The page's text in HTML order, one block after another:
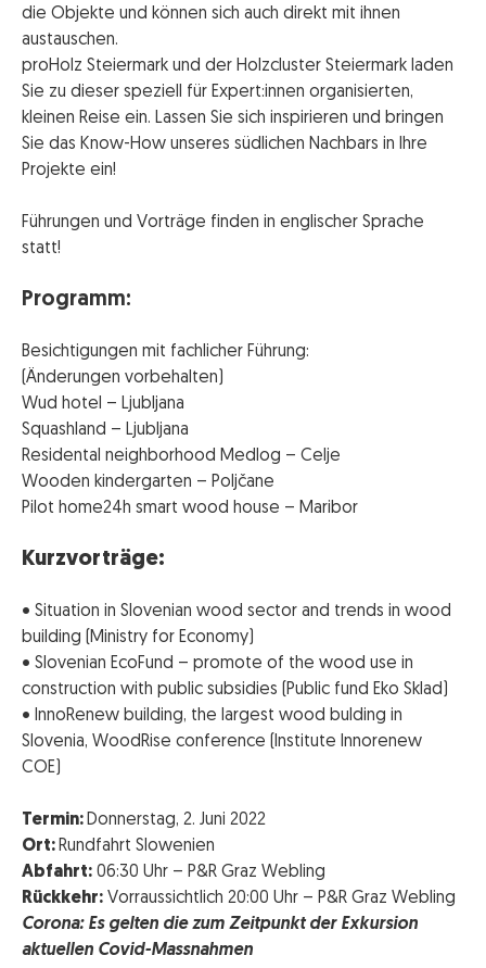
die Objekte und können sich auch direkt mit ihnen
austauschen.
proHolz Steiermark und der Holzcluster Steiermark laden
Sie zu dieser speziell für Expert:innen organisierten,
kleinen Reise ein. Lassen Sie sich inspirieren und bringen
Sie das Know-How unseres südlichen Nachbars in Ihre
Projekte ein!
Führungen und Vorträge finden in englischer Sprache
statt!
Programm:
Besichtigungen mit fachlicher Führung:
(Änderungen vorbehalten)
Wud hotel – Ljubljana
Squashland – Ljubljana
Residental neighborhood Medlog – Celje
Wooden kindergarten – Poljčane
Pilot home24h smart wood house – Maribor
Kurzvorträge:
• Situation in Slovenian wood sector and trends in wood
building (Ministry for Economy)
• Slovenian EcoFund – promote of the wood use in
construction with public subsidies (Public fund Eko Sklad)
• InnoRenew building, the largest wood bulding in
Slovenia, WoodRise conference (Institute Innorenew
COE)
Termin: Donnerstag, 2. Juni 2022
Ort: Rundfahrt Slowenien
Abfahrt: 06:30 Uhr – P&R Graz Webling
Rückkehr: Vorraussichtlich 20:00 Uhr – P&R Graz Webling
Corona: Es gelten die zum Zeitpunkt der Exkursion
aktuellen Covid-Massnahmen